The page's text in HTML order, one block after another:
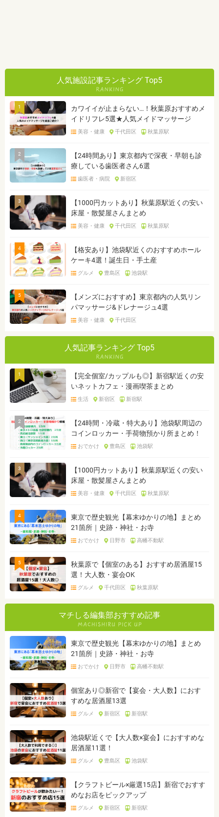
人気施設記事ランキング Top5
1
カワイイが止まらない…！秋葉原おすすめメ
イドリフレ5選★人気メイドマッサージ
美容・健康 千代田区 秋葉原駅
2
【24時間あり】東京都内で深夜・早朝も診
療している歯医者さん6選
歯医者・病院 新宿区
3
【1000円カットあり】秋葉原駅近くの安い
床屋・散髪屋さんまとめ
美容・健康 千代田区 秋葉原駅
4
【格安あり】池袋駅近くのおすすめホール
ケーキ4選！誕生日・手土産
グルメ 豊島区 池袋駅
5
【メンズにおすすめ】東京都内の人気リン
パマッサージ&ドレナージュ4選
美容・健康 千代田区
人気記事ランキング Top5
1
【完全個室/カップルも◎】新宿駅近くの安
いネットカフェ・漫画喫茶まとめ
生活 新宿区 新宿駅
2
【24時間・冷蔵・特大あり】池袋駅周辺の
コインロッカー・手荷物預かり所まとめ！
おでかけ 豊島区 池袋駅
3
【1000円カットあり】秋葉原駅近くの安い
床屋・散髪屋さんまとめ
美容・健康 千代田区 秋葉原駅
4
東京で歴史観光【幕末ゆかりの地】まとめ
21箇所｜史跡・神社・お寺
おでかけ 日野市 高幡不動駅
5
秋葉原で【個室のある】おすすめ居酒屋15
選！大人数・宴会OK
グルメ 千代田区 秋葉原駅
マチしる編集部おすすめ記事
東京で歴史観光【幕末ゆかりの地】まとめ
21箇所｜史跡・神社・お寺
おでかけ 日野市 高幡不動駅
個室あり◎新宿で【宴会・大人数】におす
すめな居酒屋13選
グルメ 新宿区 新宿駅
池袋駅近くで【大人数×宴会】におすすめな
居酒屋11選！
グルメ 豊島区 池袋駅
【クラフトビール×厳選15店】新宿でおすす
めなお店をピックアップ
グルメ 新宿区 新宿駅